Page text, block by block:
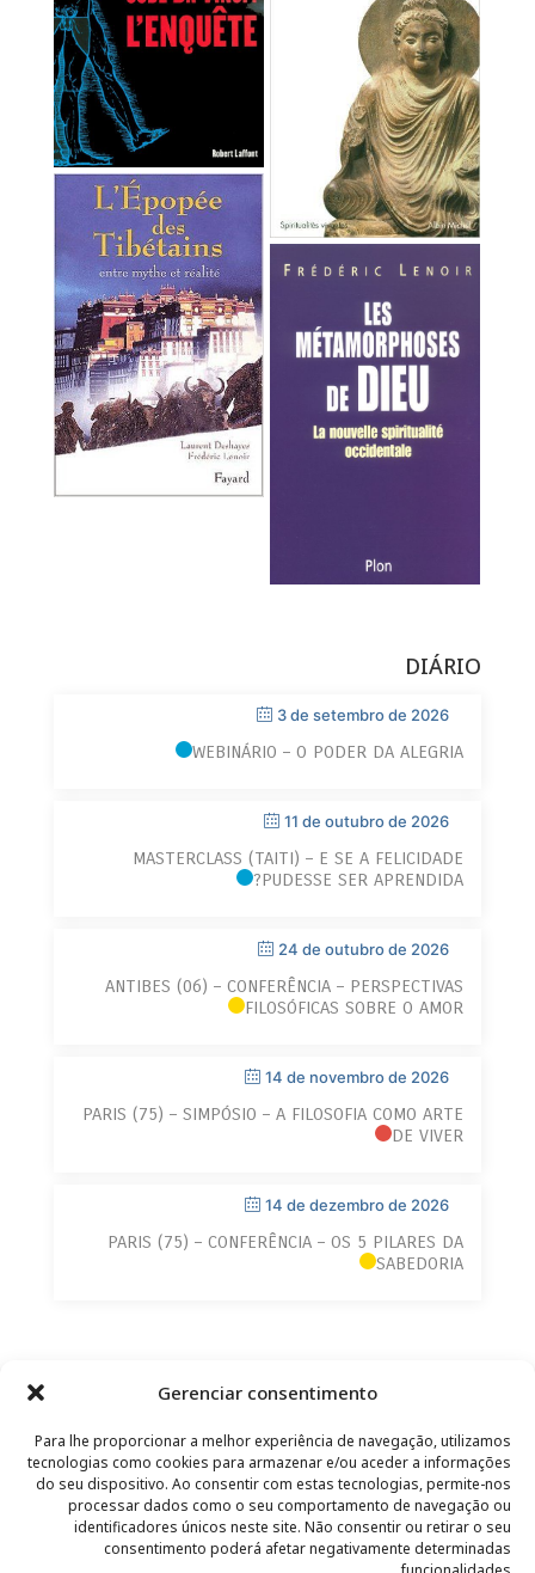
Gerenciar consentimento
Para lhe proporcionar a melhor experiência de navegação, utilizamos
tecnologias como cookies para armazenar e/ou aceder a informações
do seu dispositivo. Ao consentir com estas tecnologias, permite-nos
processar dados como o seu comportamento de navegação ou
identificadores únicos neste site. Não consentir ou retirar o seu
consentimento poderá afetar negativamente determinadas
DIÁRIO
3 de setembro de 2026
WEBINÁRIO – O PODER DA ALEGRIA
11 de outubro de 2026
MASTERCLASS (TAITI) – E SE A FELICIDADE
PUDESSE SER APRENDIDA?
24 de outubro de 2026
ANTIBES (06) – CONFERÊNCIA – PERSPECTIVAS
FILOSÓFICAS SOBRE O AMOR
14 de novembro de 2026
PARIS (75) – SIMPÓSIO – A FILOSOFIA COMO ARTE
DE VIVER
14 de dezembro de 2026
PARIS (75) – CONFERÊNCIA – OS 5 PILARES DA
SABEDORIA
CONTATO–AVISO LEGAL –PÁGINA DO LEITOR–